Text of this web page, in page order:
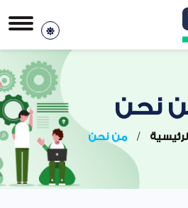
نحن
/ من نحن